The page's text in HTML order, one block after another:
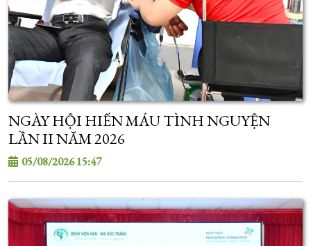
NGÀY HỘI HIẾN MÁU TÌNH NGUYỆN
LẦN II NĂM 2026
05/08/2026 15:47